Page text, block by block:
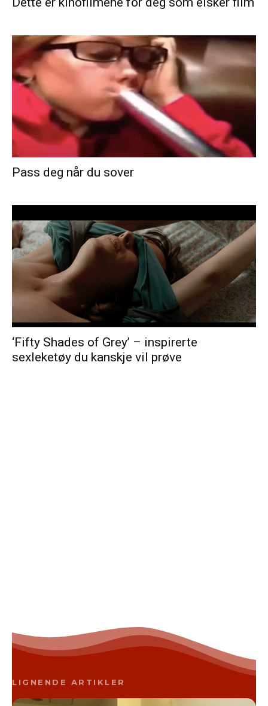
Pass deg når du sover
‘Fifty Shades of Grey’ – inspirerte
sexleketøy du kanskje vil prøve
LIGNENDE ARTIKLER